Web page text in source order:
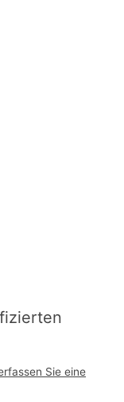
Sie eine